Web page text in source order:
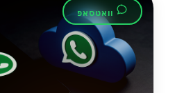
וואטסאפ